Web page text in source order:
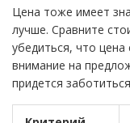
Цена тоже имеет
лучше. Сравните
убедиться, что цена
внимание на
придется